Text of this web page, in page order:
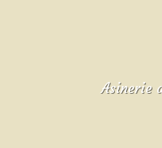
Asinerie